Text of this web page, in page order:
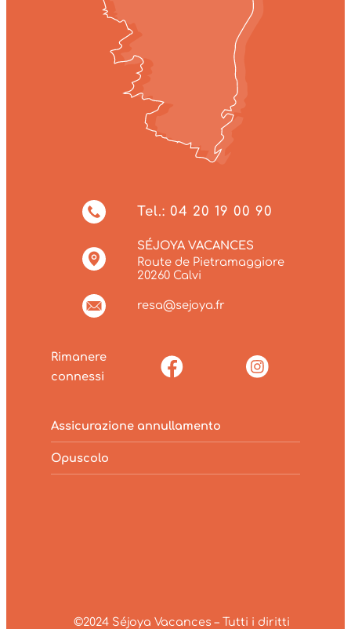
Tel.: 04 20 19 00 90
SÉJOYA VACANCES
Route de Pietramaggiore
20260 Calvi
resa@sejoya.fr
Rimanere
connessi
Assicurazione annullamento
Opuscolo
©2024 Séjoya Vacances – Tutti i diritti